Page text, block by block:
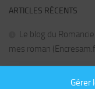
Gérer
ARTICLES RÉCENTS
Le blog du
mes roman